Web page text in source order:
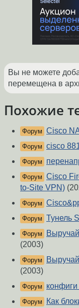
Вы не можете
перемещена в
Похожие
Форум Cisco
Форум cisco
Форум
Форум Cisco
to-Site VPN)
Форум
Форум Тунель
Форум
(2003)
Форум
(2003)
Форум
Форум Как